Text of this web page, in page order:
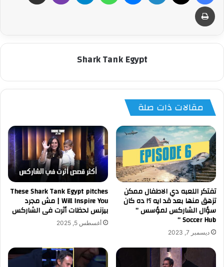
طباعة
Shark Tank Egypt
مقالات ذات صلة
تفتكر اللعبه دي الاطفال ممكن
تزهق منها بعد قد ايه ؟! ده كان
سؤال الشاركس لمؤسس ”
Soccer Hub “
ديسمبر 7, 2023
These Shark Tank Egypt pitches
Will Inspire You | مش مجرد
بيزنس لحظات أثرت فى الشاركس
أغسطس 5, 2025